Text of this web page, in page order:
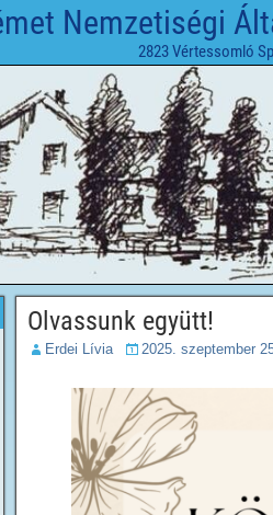
Nemzetiségi
2823 Vértessomló
Olvassunk együtt!
Erdei Lívia 2025. szeptember